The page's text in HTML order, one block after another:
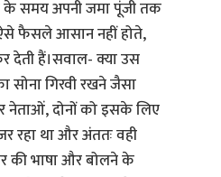
के समय अपनी जमा पूंजी तक
फैसले आसान नहीं होते,
देती हैं।सवाल- क्या उस
गिरवी रखने जैसा
नेताओं, दोनों को इसके लिए
रहा था और अंततः वही
की भाषा और बोलने के